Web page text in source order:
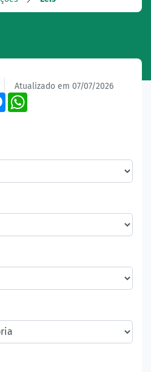
Atualizado em 07/07/2026
Messenger